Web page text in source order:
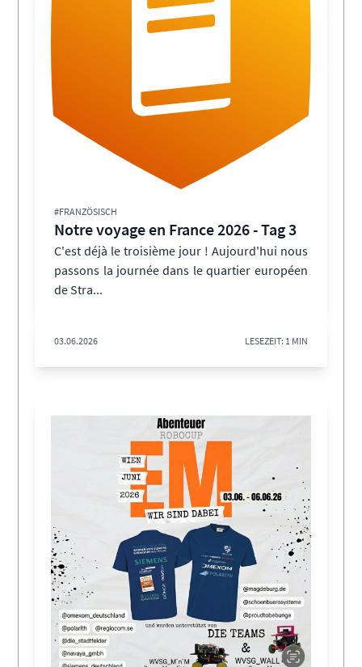
#FRANZÖSISCH
Notre voyage en France 2026 - Tag 3
C'est déjà le troisième jour ! Aujourd'hui nous
passons la journée dans le quartier européen
de Stra...
03.06.2026 LESEZEIT: 1 MIN